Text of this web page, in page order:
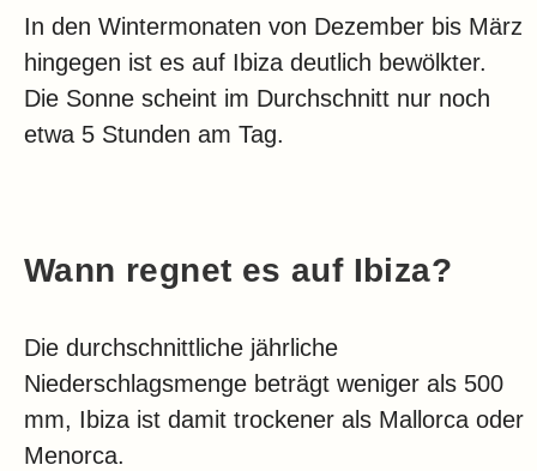
In den Wintermonaten von Dezember bis März
hingegen ist es auf Ibiza deutlich bewölkter.
Die Sonne scheint im Durchschnitt nur noch
etwa 5 Stunden am Tag.
Wann regnet es auf Ibiza?
Die durchschnittliche jährliche
Niederschlagsmenge beträgt weniger als 500
mm, Ibiza ist damit trockener als Mallorca oder
Menorca.